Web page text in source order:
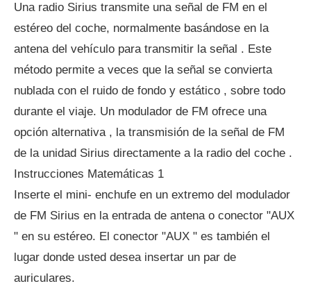
Una radio Sirius transmite una señal de FM en el
estéreo del coche, normalmente basándose en la
antena del vehículo para transmitir la señal . Este
método permite a veces que la señal se convierta
nublada con el ruido de fondo y estático , sobre todo
durante el viaje. Un modulador de FM ofrece una
opción alternativa , la transmisión de la señal de FM
de la unidad Sirius directamente a la radio del coche .
Instrucciones Matemáticas 1
Inserte el mini- enchufe en un extremo del modulador
de FM Sirius en la entrada de antena o conector "AUX
" en su estéreo. El conector "AUX " es también el
lugar donde usted desea insertar un par de
auriculares.